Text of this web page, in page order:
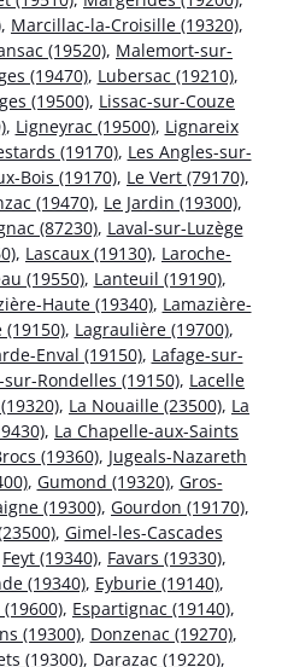
, Marcillac-la-Croisille (19320),
(19520), Malemort-sur-
(19470), Lubersac (19210),
(19500), Lissac-sur-Couze
, Ligneyrac (19500), Lignareix
(19170), Les Angles-sur-
Bois (19170), Le Vert (79170),
(19470), Le Jardin (19300),
(87230), Laval-sur-Luzège
, Lascaux (19130), Laroche-
(19550), Lanteuil (19190),
Haute (19340), Lamazière-
(19150), Lagraulière (19700),
Enval (19150), Lafage-sur-
Rondelles (19150), Lacelle
, La Nouaille (23500), La
, La Chapelle-aux-Saints
(19360), Jugeals-Nazareth
, Gumond (19320), Gros-
(19300), Gourdon (19170),
, Gimel-les-Cascades
Feyt (19340), Favars (19330),
(19340), Eyburie (19140),
, Espartignac (19140),
(19300), Donzenac (19270),
(19300), Darazac (19220),